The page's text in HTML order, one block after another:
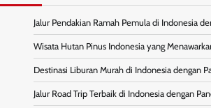
Jalur Pendakian Ramah Pemula di Indonesia
Wisata Hutan Pinus Indonesia yang
Destinasi Liburan Murah di Indonesia dengan
Jalur Road Trip Terbaik di Indonesia dengan